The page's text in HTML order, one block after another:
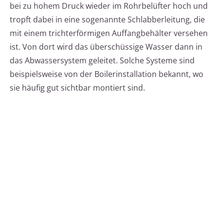
bei zu hohem Druck wieder im Rohrbelüfter hoch und
tropft dabei in eine sogenannte Schlabberleitung, die
mit einem trichterförmigen Auffangbehälter versehen
ist. Von dort wird das überschüssige Wasser dann in
das Abwassersystem geleitet. Solche Systeme sind
beispielsweise von der Boilerinstallation bekannt, wo
sie häufig gut sichtbar montiert sind.